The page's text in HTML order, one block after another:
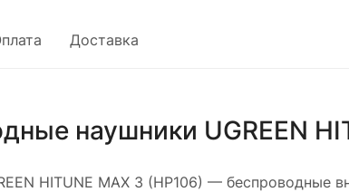
Доставка
наушники UGREEN
HITUNE MAX 3 (HP106) — беспроводные